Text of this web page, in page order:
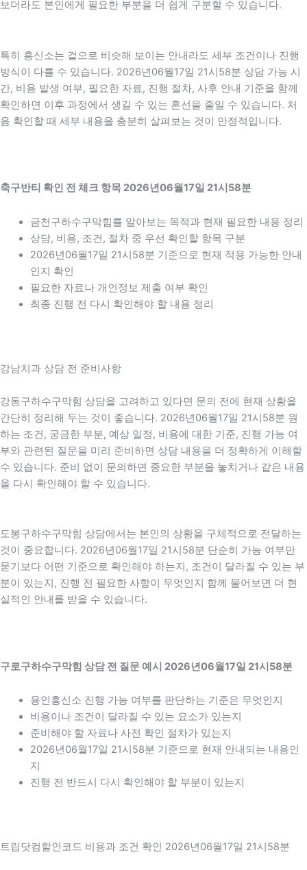
보더라도 본인에게 필요한 부분을 더 쉽게 구분할 수 있습니다.
특히 흥신소는 겉으로 비슷해 보이는 안내라도 세부 조건이나 진행
방식이 다를 수 있습니다. 2026년06월17일 21시58분 상담 가능 시
간, 비용 발생 여부, 필요한 자료, 진행 절차, 사후 안내 기준을 함께
확인하면 이후 과정에서 생길 수 있는 혼선을 줄일 수 있습니다. 처
음 확인할 때 세부 내용을 충분히 살펴보는 것이 안정적입니다.
축구반티 확인 전 체크 항목 2026년06월17일 21시58분
금천구하수구막힘를 알아보는 목적과 현재 필요한 내용 정리
상담, 비용, 조건, 절차 중 우선 확인할 항목 구분
2026년06월17일 21시58분 기준으로 현재 적용 가능한 안내
인지 확인
필요한 자료나 개인정보 제출 여부 확인
최종 진행 전 다시 확인해야 할 내용 정리
강남치과 상담 전 준비사항
강동구하수구막힘 상담을 고려하고 있다면 문의 전에 현재 상황을
간단히 정리해 두는 것이 좋습니다. 2026년06월17일 21시58분 원
하는 조건, 궁금한 부분, 예상 일정, 비용에 대한 기준, 진행 가능 여
부와 관련된 질문을 미리 준비하면 상담 내용을 더 정확하게 이해할
수 있습니다. 준비 없이 문의하면 중요한 부분을 놓치거나 같은 내용
을 다시 확인해야 할 수 있습니다.
도봉구하수구막힘 상담에서는 본인의 상황을 구체적으로 전달하는
것이 중요합니다. 2026년06월17일 21시58분 단순히 가능 여부만
묻기보다 어떤 기준으로 확인해야 하는지, 조건이 달라질 수 있는 부
분이 있는지, 진행 전 필요한 사항이 무엇인지 함께 물어보면 더 현
실적인 안내를 받을 수 있습니다.
구로구하수구막힘 상담 전 질문 예시 2026년06월17일 21시58분
용인흥신소 진행 가능 여부를 판단하는 기준은 무엇인지
비용이나 조건이 달라질 수 있는 요소가 있는지
준비해야 할 자료나 사전 확인 절차가 있는지
2026년06월17일 21시58분 기준으로 현재 안내되는 내용인
지
진행 전 반드시 다시 확인해야 할 부분이 있는지
트립닷컴할인코드 비용과 조건 확인 2026년06월17일 21시58분